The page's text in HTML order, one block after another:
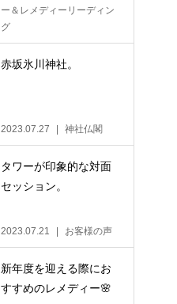
ー＆レメディーリーディン
グ
赤坂氷川神社。
2023.07.27 神社仏閣
タワーが印象的な対面
セッション。
2023.07.21 お客様の声
新年度を迎える際にお
すすめのレメディー🌸